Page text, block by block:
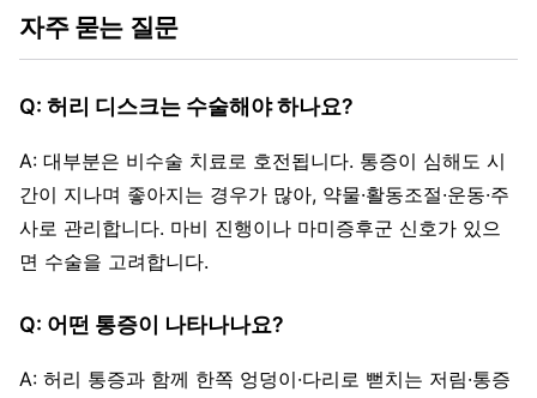
자주 묻는 질문
Q: 허리 디스크는 수술해야 하나요?
A: 대부분은 비수술 치료로 호전됩니다. 통증이 심해도 시
간이 지나며 좋아지는 경우가 많아, 약물·활동조절·운동·주
사로 관리합니다. 마비 진행이나 마미증후군 신호가 있으
면 수술을 고려합니다.
Q: 어떤 통증이 나타나나요?
A: 허리 통증과 함께 한쪽 엉덩이·다리로 뻗치는 저림·통증